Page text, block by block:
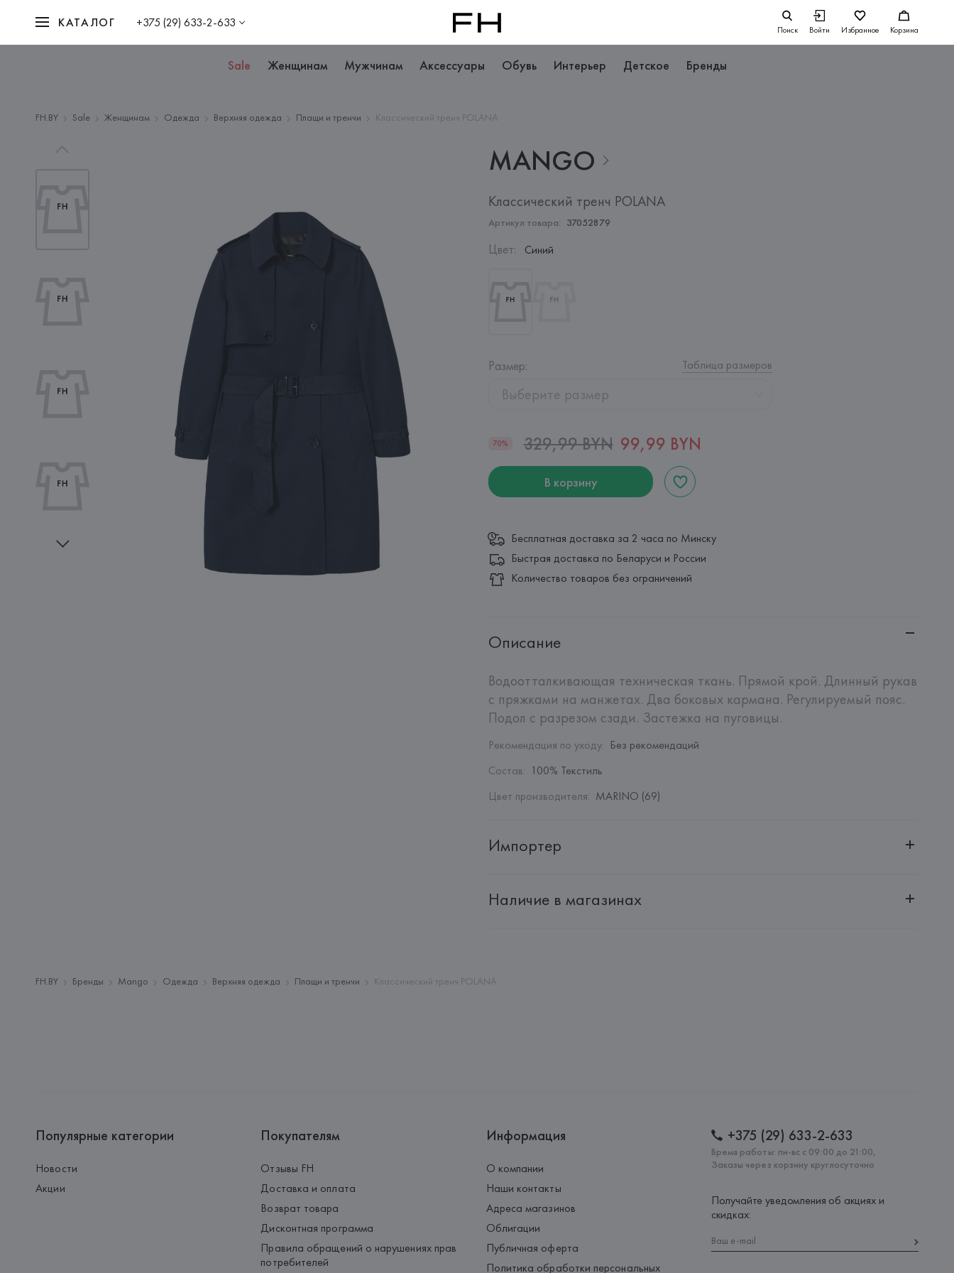
КАТАЛОГ +375 (29) 633-2-633 Поиск Войти Избранное Корзина
Sale Женщинам Мужчинам Аксессуары Обувь Интерьер Детское Бренды
FH.BY Sale Женщинам Одежда Верхняя одежда Плащи и тренчи Классический тренч POLANA
MANGO
Классический тренч POLANA
Артикул товара: 37052879
Цвет: Синий
Размер: Таблица размеров
Выберите размер
70% 329,99 BYN 99,99 BYN
В корзину
Бесплатная доставка за 2 часа по Минску
Быстрая доставка по Беларуси и России
Количество товаров без ограничений
Описание
Водоотталкивающая техническая ткань. Прямой крой. Длинный рукав
с пряжками на манжетах. Два боковых кармана. Регулируемый пояс.
Подол с разрезом сзади. Застежка на пуговицы.
Рекомендация по уходу: Без рекомендаций
Состав: 100% Текстиль
Цвет производителя: MARINO (69)
Импортер
Адрес: Республика Беларусь, 220030, г. Минск, ул. Немига, 5, пом. 39, ком. 1
Страна происхождения товара:
Наличие в магазинах
FH.BY Бренды Mango Одежда Верхняя одежда Плащи и тренчи Классический тренч POLANA
Популярные категории
Новости
Акции
Покупателям
Отзывы FH
Доставка и оплата
Возврат товара
Дисконтная программа
Правила обращений о нарушениях прав
потребителей
Информация
О компании
Наши контакты
Адреса магазинов
Облигации
Публичная оферта
Политика обработки персональных
+375 (29) 633-2-633
Время работы: пн-вс с 09:00 до 21:00,
Заказы через корзину круглосуточно
Получайте уведомления об акциях и
скидках: